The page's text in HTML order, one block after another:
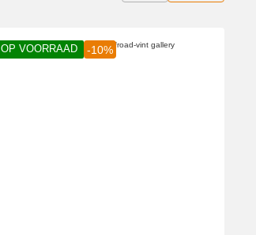
OP VOORRAAD -10%